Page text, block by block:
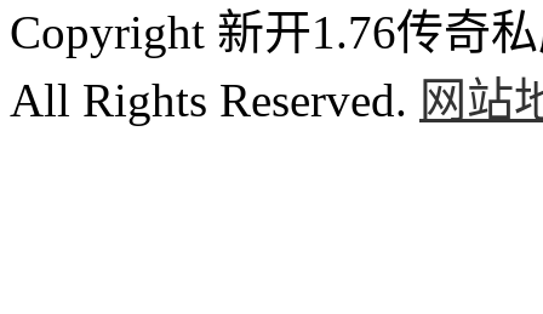
Copyright 新开1.76传奇
All Rights Reserved. 网站